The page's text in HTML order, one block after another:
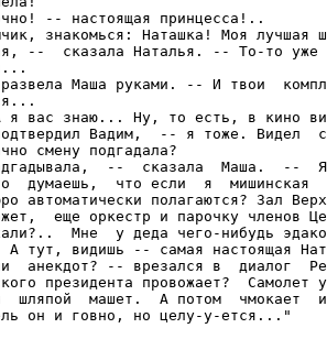
-- настоящая принцесса!..
знакомься: Наташка! Моя лучшая
--  сказала Наталья. -- То-то уже
Маша руками. -- И твои
я вас знаю... Ну, то есть, в кино
Вадим,  -- я тоже. Видел
смену подгадала?
--  сказала  Маша.  --
думаешь,  что если  я  мишинская
автоматически полагаются? Зал
еще оркестр и парочку членов
Мне  у деда чего-нибудь
А тут, видишь -- самая настоящая
анекдот? -- врезался в  диалог
президента провожает?
шляпой  машет.  А потом  чмокает
он и говно, но целу-у-ется..."